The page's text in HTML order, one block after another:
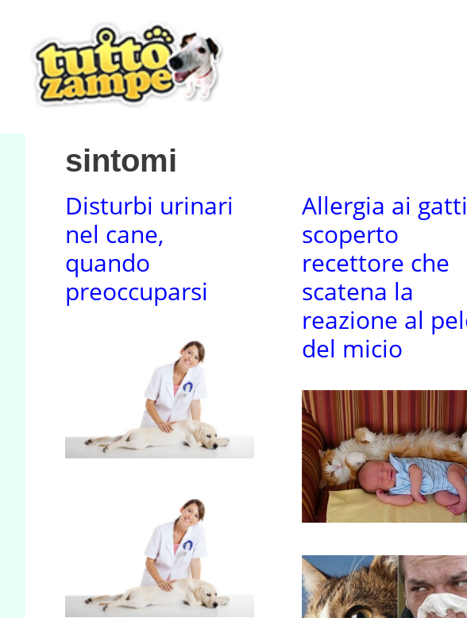
contenuto
sintomi
Disturbi urinari
nel cane,
quando
preoccuparsi
Allergia ai
scoperto
recettore che
scatena la
reazione al
del micio